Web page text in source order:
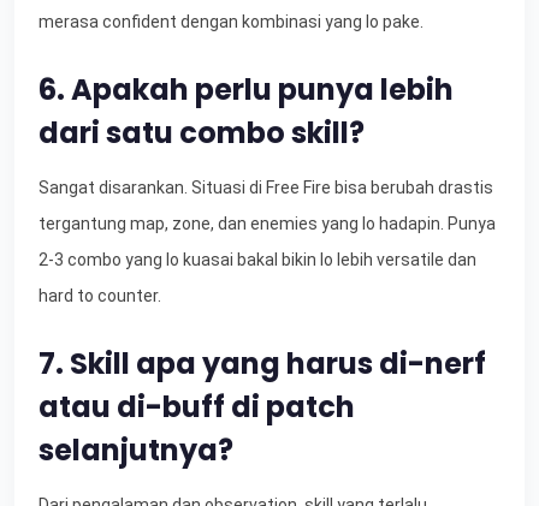
merasa confident dengan kombinasi yang lo pake.
6. Apakah perlu punya lebih
dari satu combo skill?
Sangat disarankan. Situasi di Free Fire bisa berubah drastis
tergantung map, zone, dan enemies yang lo hadapin. Punya
2-3 combo yang lo kuasai bakal bikin lo lebih versatile dan
hard to counter.
7. Skill apa yang harus di-nerf
atau di-buff di patch
selanjutnya?